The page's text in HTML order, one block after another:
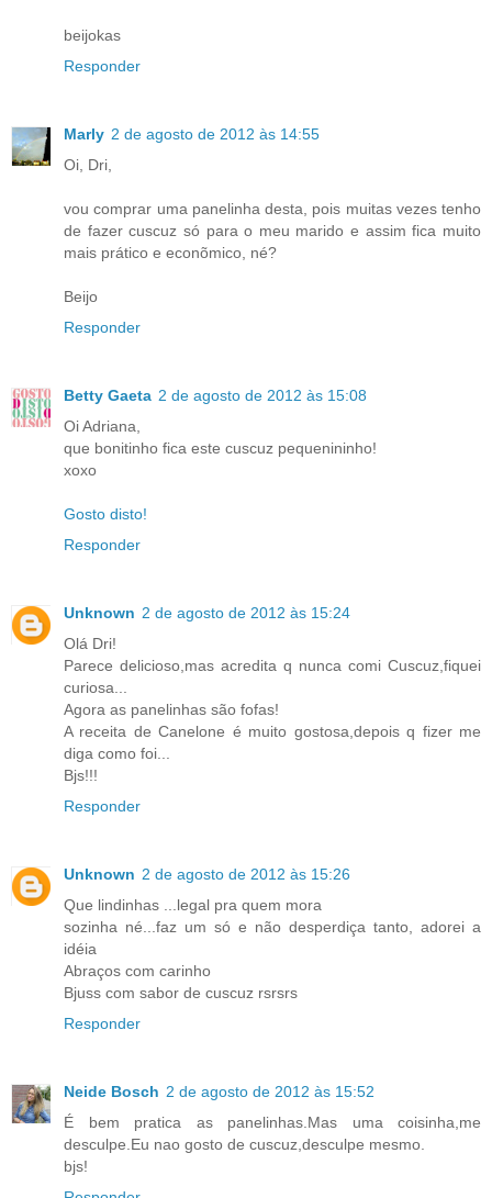
beijokas
Responder
Marly 2 de agosto de 2012 às 14:55
Oi, Dri,
vou comprar uma panelinha desta, pois muitas vezes tenho
de fazer cuscuz só para o meu marido e assim fica muito
mais prático e econõmico, né?
Beijo
Responder
Betty Gaeta 2 de agosto de 2012 às 15:08
Oi Adriana,
que bonitinho fica este cuscuz pequenininho!
xoxo
Gosto disto!
Responder
Unknown 2 de agosto de 2012 às 15:24
Olá Dri!
Parece delicioso,mas acredita q nunca comi Cuscuz,fiquei
curiosa...
Agora as panelinhas são fofas!
A receita de Canelone é muito gostosa,depois q fizer me
diga como foi...
Bjs!!!
Responder
Unknown 2 de agosto de 2012 às 15:26
Que lindinhas ...legal pra quem mora
sozinha né...faz um só e não desperdiça tanto, adorei a
idéia
Abraços com carinho
Bjuss com sabor de cuscuz rsrsrs
Responder
Neide Bosch 2 de agosto de 2012 às 15:52
É bem pratica as panelinhas.Mas uma coisinha,me
desculpe.Eu nao gosto de cuscuz,desculpe mesmo.
bjs!